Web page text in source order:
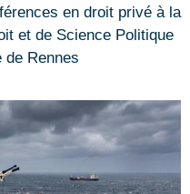
en droit privé à la
et de Science Politique
de Rennes